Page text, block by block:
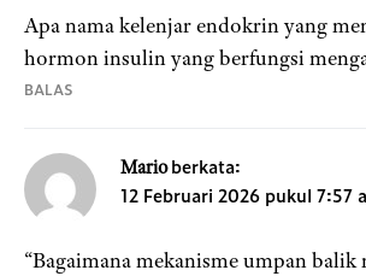
Apa nama kelenjar endokrin yang
hormon insulin yang berfungsi
BALAS
Mario berkata:
12 Februari 2026 pukul 7:57
“Bagaimana mekanisme umpan